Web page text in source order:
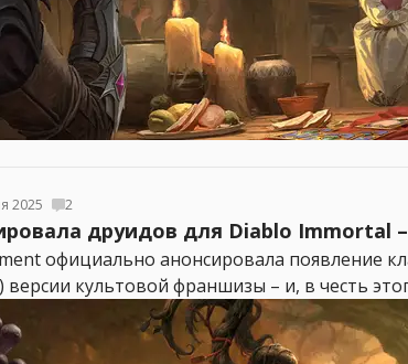
2025 2
друидов для Diablo Immortal
официально анонсировала появление
культовой франшизы – и, в честь